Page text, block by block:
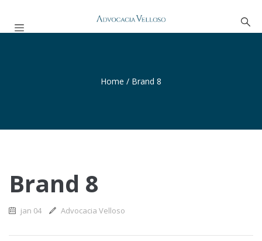
Home / Brand 8
Brand 8
jan 04 Advocacia Velloso